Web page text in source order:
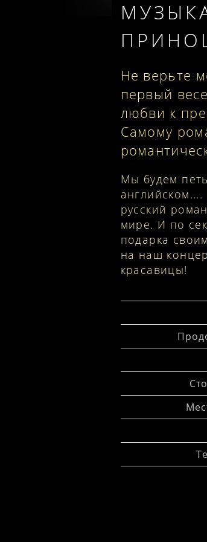
Не верьте
первый
любви к
Самому
Мы будем
русский
мире. И по
подарка
на наш
красавицы!